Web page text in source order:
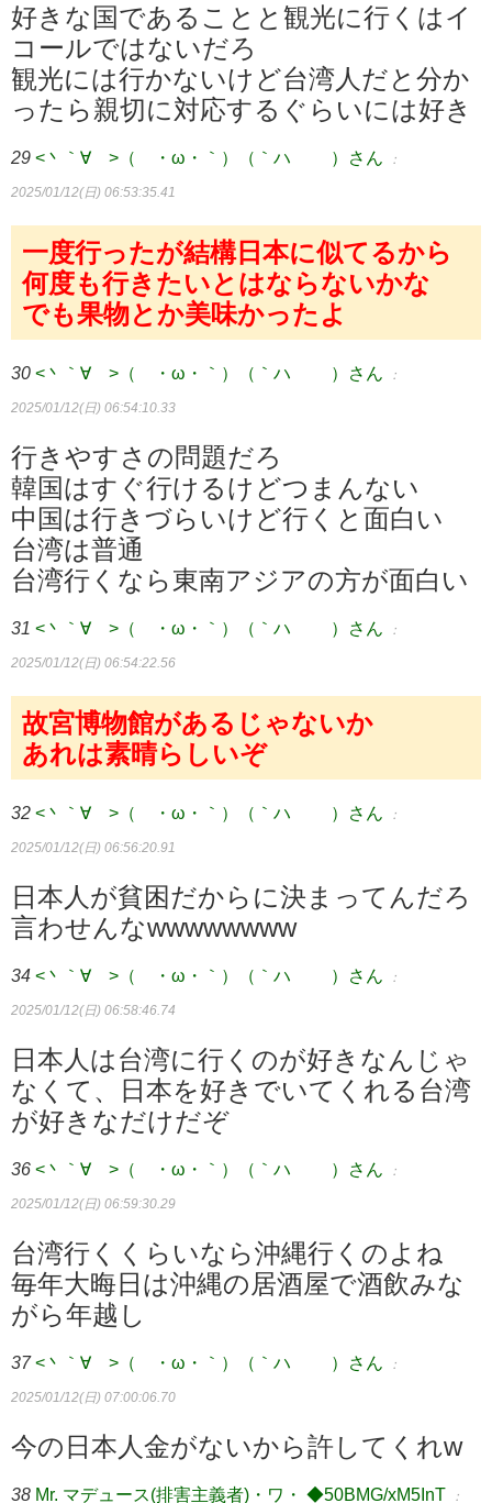
好きな国であることと観光に行くはイ
コールではないだろ
観光には行かないけど台湾人だと分か
ったら親切に対応するぐらいには好き
29 <丶｀∀´>（´・ω・｀）（｀ハ´ ）さん ：
2025/01/12(日) 06:53:35.41
一度行ったが結構日本に似てるから
何度も行きたいとはならないかな
でも果物とか美味かったよ
30 <丶｀∀´>（´・ω・｀）（｀ハ´ ）さん ：
2025/01/12(日) 06:54:10.33
行きやすさの問題だろ
韓国はすぐ行けるけどつまんない
中国は行きづらいけど行くと面白い
台湾は普通
台湾行くなら東南アジアの方が面白い
31 <丶｀∀´>（´・ω・｀）（｀ハ´ ）さん ：
2025/01/12(日) 06:54:22.56
故宮博物館があるじゃないか
あれは素晴らしいぞ
32 <丶｀∀´>（´・ω・｀）（｀ハ´ ）さん ：
2025/01/12(日) 06:56:20.91
日本人が貧困だからに決まってんだろ
言わせんなwwwwwwww
34 <丶｀∀´>（´・ω・｀）（｀ハ´ ）さん ：
2025/01/12(日) 06:58:46.74
日本人は台湾に行くのが好きなんじゃ
なくて、日本を好きでいてくれる台湾
が好きなだけだぞ
36 <丶｀∀´>（´・ω・｀）（｀ハ´ ）さん ：
2025/01/12(日) 06:59:30.29
台湾行くくらいなら沖縄行くのよね
毎年大晦日は沖縄の居酒屋で酒飲みな
がら年越し
37 <丶｀∀´>（´・ω・｀）（｀ハ´ ）さん ：
2025/01/12(日) 07:00:06.70
今の日本人金がないから許してくれw
38 Mr. マデュース(排害主義者)・ワ・ ◆50BMG/xM5InT ：